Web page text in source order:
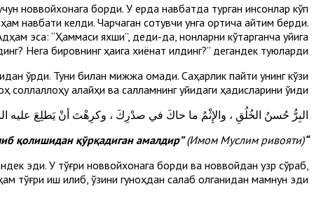
новвойхонага борди. У ерда нав­батда турган инсонлар кўп
навбати келди. Чарчаган сотувчи унга ортиқча қайтим берди.
эса: “Ҳаммаси яхши”, деди-да, нонларни кўтарганча уйига
Нега бировнинг ҳаққига хиёнат қилдинг?” дегандек туюларди.
қўрқди. Туни билан мижжа қоқмади. Саҳарлик пайти унинг кўзи
соллаллоҳу алайҳи ва салламнинг қуйидаги ҳа­дисларини ўқиди:
البِرُّ حُسنُ الخُلُقِ ، والإِثْمُ ما حاكَ في صدْرِكَ ، وكرِهْتَ أنْ يَطلِعَ عليه
“Яхшилик гўзал хулқдир. Гуноҳ бу – қалбингни қийнаган ва сен бошқалар уни билиб қолишидан қўрқадиган амалдир
” (Имом Муслим ривояти).
эди. У тўғри новвойхонага борди ва новвойдан узр сўраб,
тўғри иш қилиб, ўзини гуноҳдан сақлаб қолганидан мамнун эди.